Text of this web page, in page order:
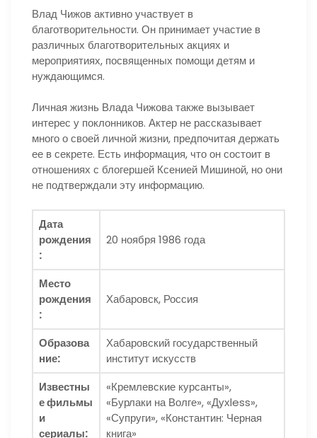
Влад Чижов активно участвует в
благотворительности. Он принимает участие в
различных благотворительных акциях и
мероприятиях, посвященных помощи детям и
нуждающимся.
Личная жизнь Влада Чижова также вызывает
интерес у поклонников. Актер не рассказывает
много о своей личной жизни, предпочитая держать
ее в секрете. Есть информация, что он состоит в
отношениях с блогершей Ксенией Мишиной, но они
не подтверждали эту информацию.
Дата
рождения
:
20 ноября 1986 года
Место
рождения
:
Хабаровск, Россия
Образова
ние:
Хабаровский государственный
институт искусств
Известны
е фильмы
и
сериалы:
«Кремлевские курсанты»,
«Бурлаки на Волге», «Духless»,
«Супруги», «Константин: Черная
книга»